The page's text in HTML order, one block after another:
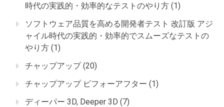
時代の実践的・効率的なテストのやり方 (1)
ソフトウェア品質を高める開発者テスト 改訂版 アジ
ャイル時代の実践的・効率的でスムーズなテストの
やり方 (1)
チャップアップ(20)
チャップアップ ビフォーアフター (1)
ディーパー 3D, Deeper 3D (7)